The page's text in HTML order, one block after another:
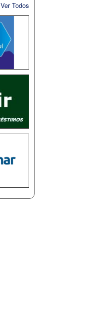
Ver Todos